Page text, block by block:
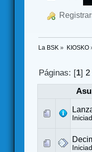
La BSK » KIOSKO
Páginas: [1]2